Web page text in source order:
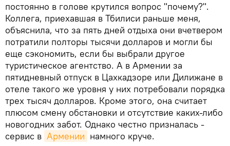
постоянно в голове крутился вопрос "почему?".
Коллега, приехавшая в Тбилиси раньше меня,
объяснила, что за пять дней отдыха они вчетвером
потратили полторы тысячи долларов и могли бы
еще сэкономить, если бы выбрали другое
туристическое агентство. А в Армении за
пятидневный отпуск в Цахкадзоре или Дилижане в
отеле такого же уровня у них потребовали порядка
трех тысяч долларов. Кроме этого, она считает
плюсом смену обстановки и отсутствие каких-либо
новогодних забот. Однако честно призналась -
сервис в Армении намного круче.